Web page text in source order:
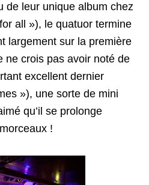
de leur unique album chez
all »), le quatuor termine
largement sur la première
ne crois pas avoir noté de
excellent dernier
»), une sorte de mini
qu’il se prolonge
!